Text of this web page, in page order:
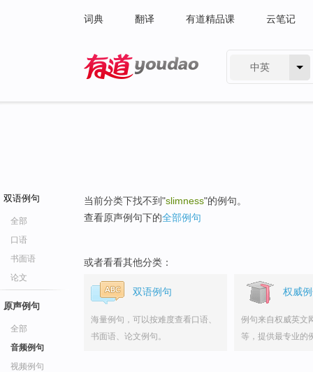
词典 翻译 有道精品课 云笔记
中英
双语例句
全部
口语
书面语
论文
原声例句
全部
音频例句
视频例句
当前分类下找不到"slimness"的例句。
查看原声例句下的全部例句
或者看看其他分类：
双语例句
海量例句，可以按难度查看口语、
书面语、论文例句。
权威
例句来自权威英文
等，提供最专业的